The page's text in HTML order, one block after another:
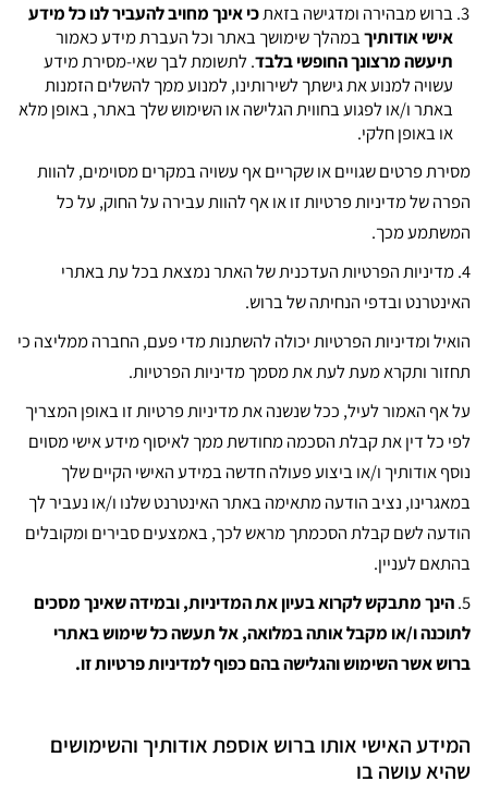
ברוש מבהירה ומדגישה בזאתכי אינך מחויב להעביר לנו כל מידע
אישי אודותיךבמהלך שימושך באתר וכל העברת מידע כאמור
תיעשה מרצונך החופשי בלבד. לתשומת לבך שאי-מסירת מידע
עשויה למנוע את גישתך לשירותינו, למנוע ממך להשלים הזמנות
באתר ו/או לפגוע בחווית הגלישה או השימוש שלך באתר, באופן מלא
או באופן חלקי.
מסירת פרטים שגויים או שקריים אף עשויה במקרים מסוימים, להוות
הפרה של מדיניות פרטיות זו או אף להוות עבירה על החוק, על כל
המשתמע מכך.
4. מדיניות הפרטיות העדכנית של האתר נמצאת בכל עת באתרי
האינטרנט ובדפי הנחיתה של ברוש.
הואיל ומדיניות הפרטיות יכולה להשתנות מדי פעם, החברה ממליצה כי
תחזור ותקרא מעת לעת את מסמך מדיניות הפרטיות.
על אף האמור לעיל, ככל שנשנה את מדיניות פרטיות זו באופן המצריך
לפי כל דין את קבלת הסכמה מחודשת ממך לאיסוף מידע אישי מסוים
נוסף אודותיך ו/או ביצוע פעולה חדשה במידע האישי הקיים שלך
במאגרינו, נציב הודעה מתאימה באתר האינטרנט שלנו ו/או נעביר לך
הודעה לשם קבלת הסכמתך מראש לכך, באמצעים סבירים ומקובלים
בהתאם לעניין.
5. הינך מתבקש לקרוא בעיון את המדיניות, ובמידה שאינך מסכים
לתוכנה ו/או מקבל אותה במלואה, אל תעשה כל שימוש באתרי
ברוש אשר השימוש והגלישה בהם כפוף למדיניות פרטיות זו.
המידע האישי אותו ברוש אוספת אודותיך והשימושים
שהיא עושה בו